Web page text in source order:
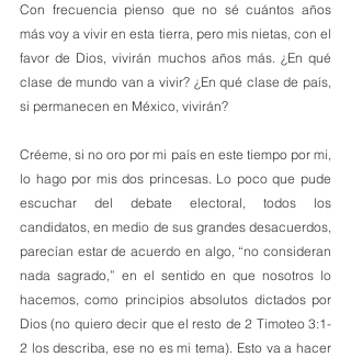
Con frecuencia pienso que no sé cuántos años
más voy a vivir en esta tierra, pero mis nietas, con el
favor de Dios, vivirán muchos años más. ¿En qué
clase de mundo van a vivir? ¿En qué clase de país,
si permanecen en México, vivirán?
Créeme, si no oro por mi país en este tiempo por mi,
lo hago por mis dos princesas. Lo poco que pude
escuchar del debate electoral, todos los
candidatos, en medio de sus grandes desacuerdos,
parecían estar de acuerdo en algo, “no consideran
nada sagrado,” en el sentido en que nosotros lo
hacemos, como principios absolutos dictados por
Dios (no quiero decir que el resto de 2 Timoteo 3:1-
2 los describa, ese no es mi tema). Esto va a hacer